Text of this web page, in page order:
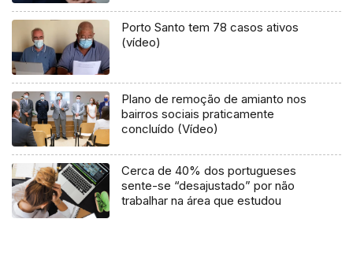
Porto Santo tem 78 casos ativos
(vídeo)
Plano de remoção de amianto nos
bairros sociais praticamente
concluído (Vídeo)
Cerca de 40% dos portugueses
sente-se “desajustado” por não
trabalhar na área que estudou